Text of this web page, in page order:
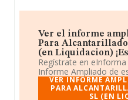
Ver el informe
Para Alcantarillado
(en Liquidacion)
Regístrate en
Informe Ampliado de
VER INFORME
PARA
SL (EN